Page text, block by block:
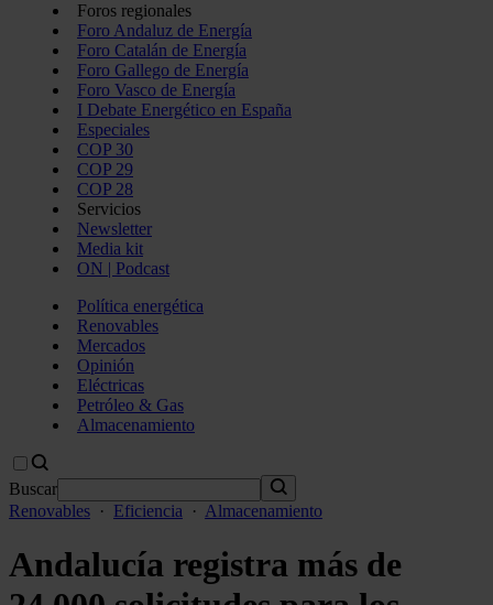
Foros regionales
Foro Andaluz de Energía
Foro Catalán de Energía
Foro Gallego de Energía
Foro Vasco de Energía
I Debate Energético en España
Especiales
COP 30
COP 29
COP 28
Servicios
Newsletter
Media kit
ON | Podcast
Política energética
Renovables
Mercados
Opinión
Eléctricas
Petróleo & Gas
Almacenamiento
Buscar
Renovables · Eficiencia · Almacenamiento
Andalucía registra más de